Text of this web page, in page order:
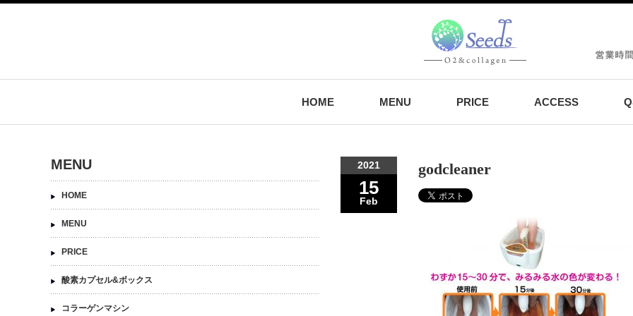
HOME MENU PRICE ACCESS
2021
15
Feb
godcleaner
MENU
HOME
MENU
PRICE
酸素カプセル&ボックス
コラーゲンマシン